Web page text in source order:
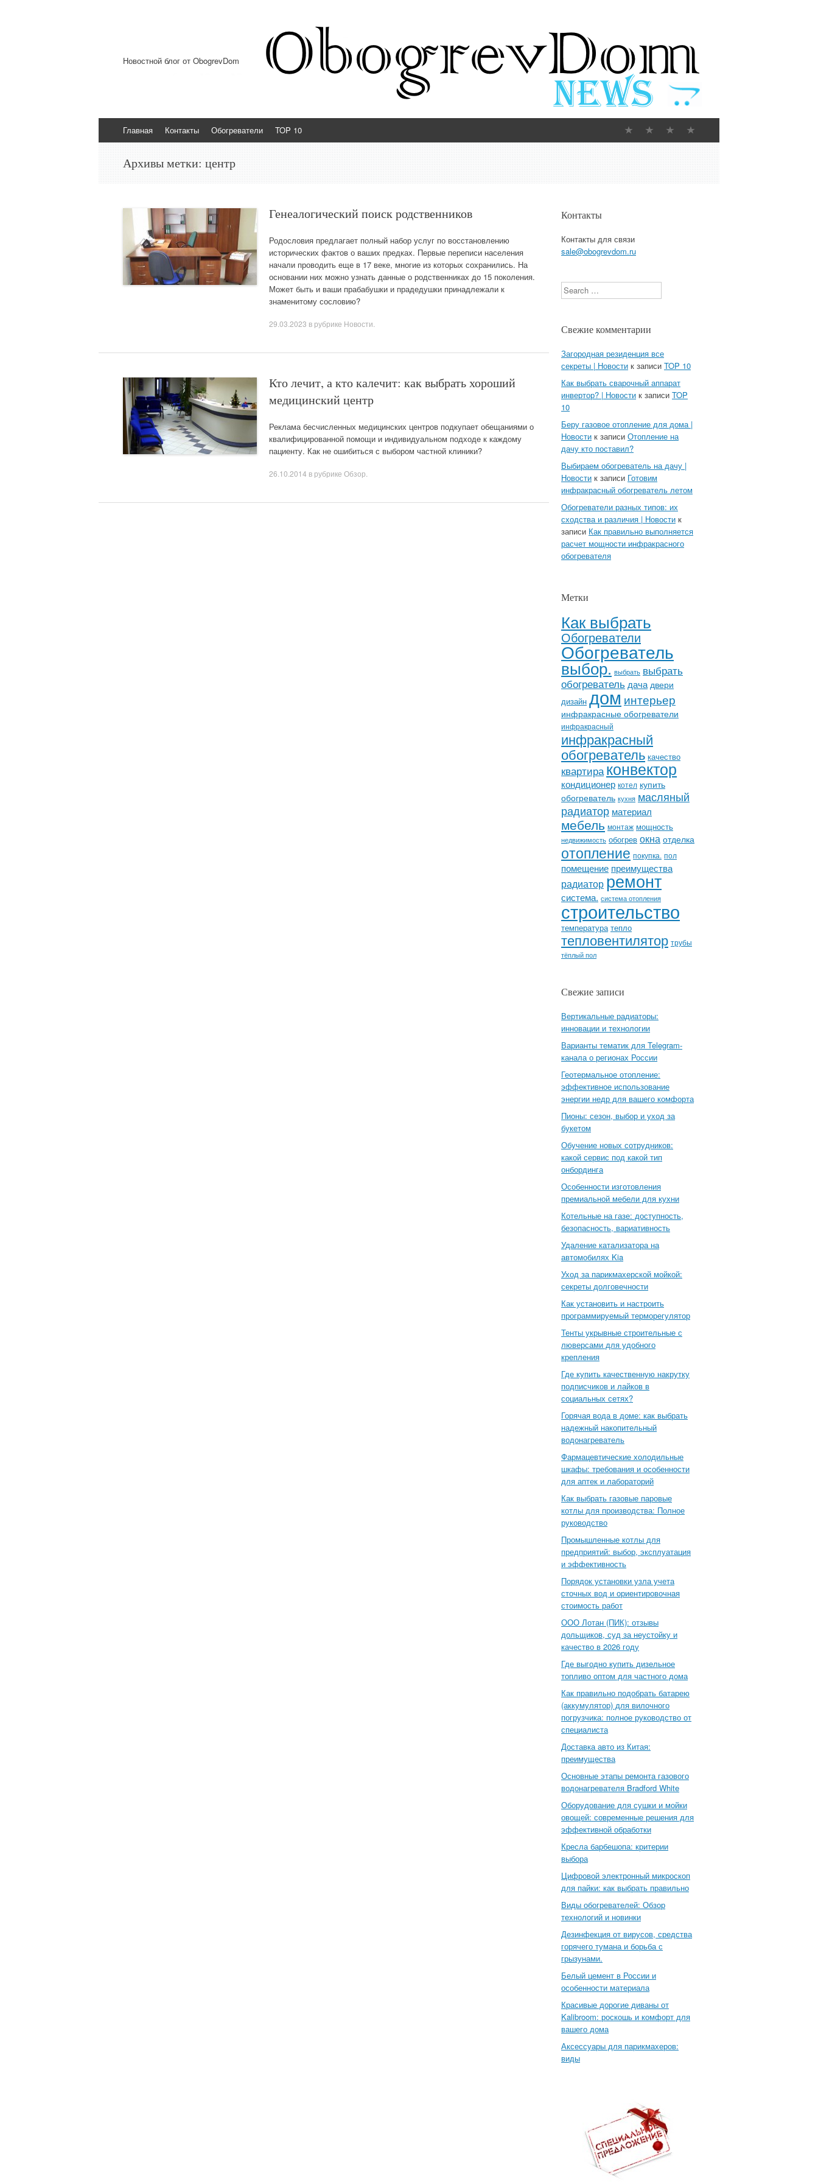
Новостной блог от ObogrevDom
Перейти к содержимому
Главная Контакты Обогреватели TOP 10
Архивы метки: центр
Генеалогический поиск родственников
Родословия предлагает полный набор услуг по восстановлению
исторических фактов о ваших предках. Первые переписи населения
начали проводить еще в 17 веке, многие из которых сохранились. На
основании них можно узнать данные о родственниках до 15 поколения.
Может быть и ваши прабабушки и прадедушки принадлежали к
знаменитому сословию?
29.03.2023 в рубрике Новости
Кто лечит, а кто калечит: как выбрать хороший
медицинский центр
Реклама бесчисленных медицинских центров подкупает обещаниями о
квалифицированной помощи и индивидуальном подходе к каждому
пациенту. Как не ошибиться с выбором частной клиники?
26.10.2014 в рубрике Обзор
Контакты
Контакты для связи
sale@obogrevdom.ru
Search
Свежие комментарии
Загородная резиденция все
секреты | Новости к записи TOP 10
Как выбрать сварочный аппарат
инвертор? | Новости к записи TOP
10
Беру газовое отопление для дома |
Новости к записи Отопление на
дачу кто поставил?
Выбираем обогреватель на дачу |
Новости к записи Готовим
инфракрасный обогреватель летом
Обогреватели разных типов: их
сходства и различия | Новости к
записи Как правильно выполняется
расчет мощности инфракрасного
обогревателя
Метки
Как выбрать
Обогреватели
Обогреватель
выбор. выбрать выбрать
обогреватель дача двери
дизайн доминтерьер
инфракрасные обогреватели
инфракрасный
инфракрасный
обогреватель качество
квартираконвектор
кондиционер котел купить
обогреватель кухня масляный
радиатор материал
мебель монтаж мощность
недвижимость обогрев окна отделка
отопление покупка. пол
помещение преимущества
радиаторремонт
система. система отопления
строительство
температура тепло
тепловентилятор трубы
тёплый пол
Свежие записи
Вертикальные радиаторы:
инновации и технологии
Варианты тематик для Telegram-
канала о регионах России
Геотермальное отопление:
эффективное использование
энергии недр для вашего комфорта
Пионы: сезон, выбор и уход за
букетом
Обучение новых сотрудников:
какой сервис под какой тип
онбординга
Особенности изготовления
премиальной мебели для кухни
Котельные на газе: доступность,
безопасность, вариативность
Удаление катализатора на
автомобилях Kia
Уход за парикмахерской мойкой:
секреты долговечности
Как установить и настроить
программируемый терморегулятор
Тенты укрывные строительные с
люверсами для удобного
крепления
Где купить качественную накрутку
подписчиков и лайков в
социальных сетях?
Горячая вода в доме: как выбрать
надежный накопительный
водонагреватель
Фармацевтические холодильные
шкафы: требования и особенности
для аптек и лабораторий
Как выбрать газовые паровые
котлы для производства: Полное
руководство
Промышленные котлы для
предприятий: выбор, эксплуатация
и эффективность
Порядок установки узла учета
сточных вод и ориентировочная
стоимость работ
ООО Лотан (ПИК): отзывы
дольщиков, суд за неустойку и
качество в 2026 году
Где выгодно купить дизельное
топливо оптом для частного дома
Как правильно подобрать батарею
(аккумулятор) для вилочного
погрузчика: полное руководство от
специалиста
Доставка авто из Китая:
преимущества
Основные этапы ремонта газового
водонагревателя Bradford White
Оборудование для сушки и мойки
овощей: современные решения для
эффективной обработки
Кресла барбешопа: критерии
выбора
Цифровой электронный микроскоп
для пайки: как выбрать правильно
Виды обогревателей: Обзор
технологий и новинки
Дезинфекция от вирусов, средства
горячего тумана и борьба с
грызунами.
Белый цемент в России и
особенности материала
Красивые дорогие диваны от
Kalibroom: роскошь и комфорт для
вашего дома
Аксессуары для парикмахеров:
виды